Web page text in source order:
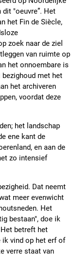
"oeuvre”. Het
het Fin de Siècle,
zoek naar de ziel
van ruimte op
het onnoembare is
met het
het archiveren
voordat deze
het landschap
ene kant de
en aan de
zo intensief
Dat neemt
meer evenwicht
Het
bestaan", doe ik
betreft het
ik vind op het erf of
verre staat van